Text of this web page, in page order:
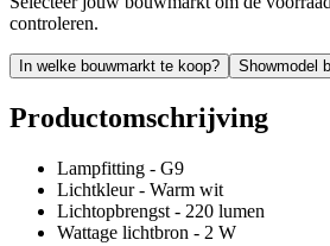
controleren.
In welke bouwmarkt te koop? Showmodel
Productomschrijving
Lampfitting - G9
Lichtkleur - Warm wit
Lichtopbrengst - 220 lumen
Wattage lichtbron - 2 W